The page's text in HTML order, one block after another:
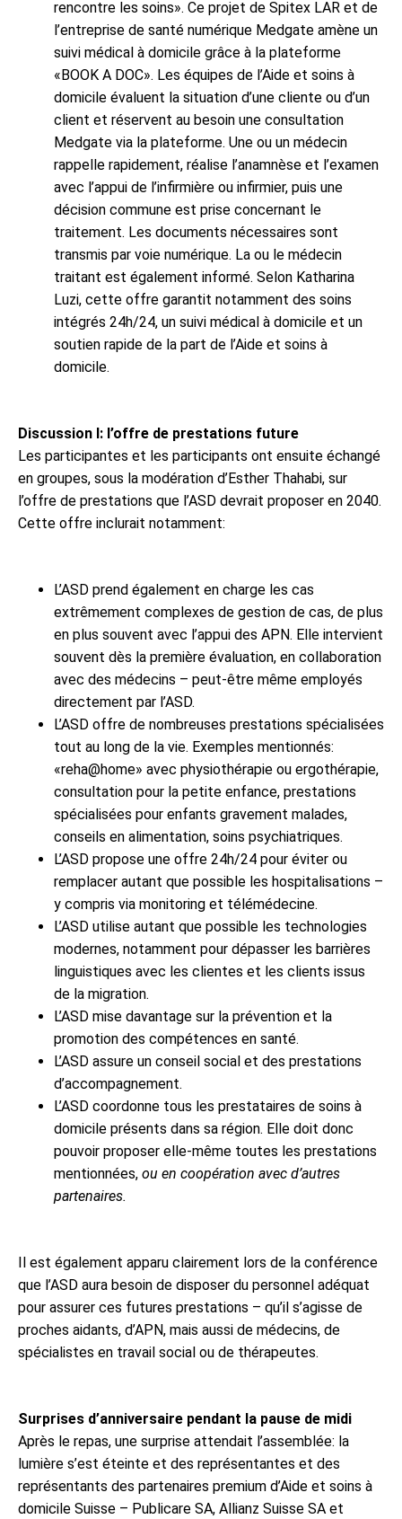
rencontre les soins». Ce projet de Spitex LAR et de
l’entreprise de santé numérique Medgate amène un
suivi médical à domicile grâce à la plateforme
«BOOK A DOC». Les équipes de l’Aide et soins à
domicile évaluent la situation d’une cliente ou d’un
client et réservent au besoin une consultation
Medgate via la plateforme. Une ou un médecin
rappelle rapidement, réalise l’anamnèse et l’examen
avec l’appui de l’infirmière ou infirmier, puis une
décision commune est prise concernant le
traitement. Les documents nécessaires sont
transmis par voie numérique. La ou le médecin
traitant est également informé. Selon Katharina
Luzi, cette offre garantit notamment des soins
intégrés 24h/24, un suivi médical à domicile et un
soutien rapide de la part de l’Aide et soins à
domicile.
Discussion I: l’offre de prestations future
Les participantes et les participants ont ensuite échangé
en groupes, sous la modération d’Esther Thahabi, sur
l’offre de prestations que l’ASD devrait proposer en 2040.
Cette offre inclurait notamment:
L’ASD prend également en charge les cas
extrêmement complexes de gestion de cas, de plus
en plus souvent avec l’appui des APN. Elle intervient
souvent dès la première évaluation, en collaboration
avec des médecins – peut-être même employés
directement par l’ASD.
L’ASD offre de nombreuses prestations spécialisées
tout au long de la vie. Exemples mentionnés:
«reha@home» avec physiothérapie ou ergothérapie,
consultation pour la petite enfance, prestations
spécialisées pour enfants gravement malades,
conseils en alimentation, soins psychiatriques.
L’ASD propose une offre 24h/24 pour éviter ou
remplacer autant que possible les hospitalisations –
y compris via monitoring et télémédecine.
L’ASD utilise autant que possible les technologies
modernes, notamment pour dépasser les barrières
linguistiques avec les clientes et les clients issus
de la migration.
L’ASD mise davantage sur la prévention et la
promotion des compétences en santé.
L’ASD assure un conseil social et des prestations
d’accompagnement.
L’ASD coordonne tous les prestataires de soins à
domicile présents dans sa région. Elle doit donc
pouvoir proposer elle-même toutes les prestations
mentionnées, ou en coopération avec d’autres
partenaires.
Il est également apparu clairement lors de la conférence
que l’ASD aura besoin de disposer du personnel adéquat
pour assurer ces futures prestations – qu’il s’agisse de
proches aidants, d’APN, mais aussi de médecins, de
spécialistes en travail social ou de thérapeutes.
Surprises d’anniversaire pendant la pause de midi
Après le repas, une surprise attendait l’assemblée: la
lumière s’est éteinte et des représentantes et des
représentants des partenaires premium d’Aide et soins à
domicile Suisse – Publicare SA, Allianz Suisse SA et